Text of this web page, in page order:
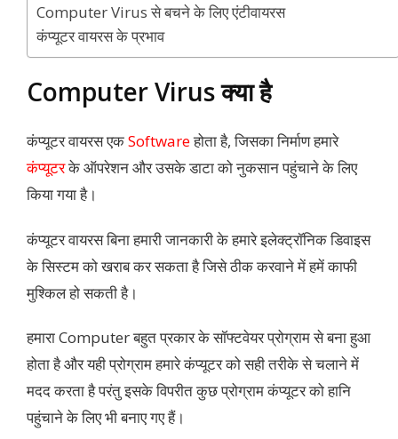
Computer Virus से बचने के लिए एंटीवायरस
कंप्यूटर वायरस के प्रभाव
Computer Virus क्या है
कंप्यूटर वायरस एकSoftwareहोता है, जिसका निर्माण हमारे
कंप्यूटरके ऑपरेशन और उसके डाटा को नुकसान पहुंचाने के लिए
किया गया है।
कंप्यूटर वायरस बिना हमारी जानकारी के हमारे इलेक्ट्रॉनिक डिवाइस
के सिस्टम को खराब कर सकता है जिसे ठीक करवाने में हमें काफी
मुश्किल हो सकती है।
हमारा Computer बहुत प्रकार के सॉफ्टवेयर प्रोग्राम से बना हुआ
होता है और यही प्रोग्राम हमारे कंप्यूटर को सही तरीके से चलाने में
मदद करता है परंतु इसके विपरीत कुछ प्रोग्राम कंप्यूटर को हानि
पहुंचाने के लिए भी बनाए गए हैं।